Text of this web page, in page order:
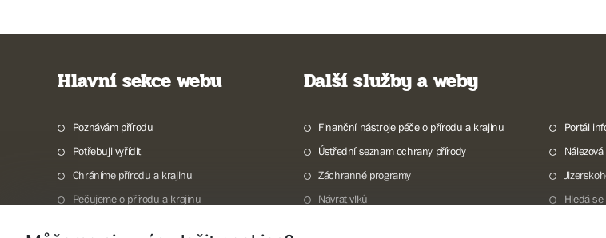
Hlavní sekce webu
Poznávám přírodu
Potřebuji vyřídit
Chráníme přírodu a krajinu
Pečujeme o přírodu a krajinu
Další služby a weby
Finanční nástroje péče o přírodu a krajinu
Ústřední seznam ochrany přírody
Záchranné programy
Návrat vlků
Portál
Hledá